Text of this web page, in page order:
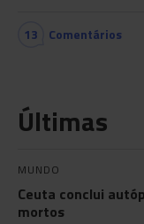
13 Comentários
Últimas
MUNDO
Ceuta conclui
mortos